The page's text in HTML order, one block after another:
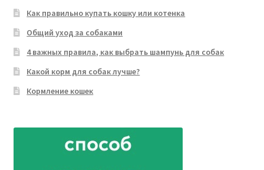
Как правильно купать кошку или котенка
Общий уход за собаками
4 важных правила, как выбрать шампунь для собак
Какой корм для собак лучше?
Кормление кошек